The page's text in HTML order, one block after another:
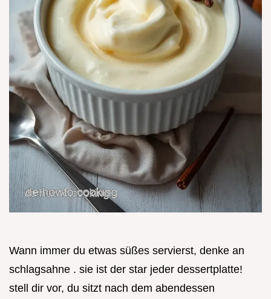
Wann immer du etwas süßes servierst, denke an
schlagsahne . sie ist der star jeder dessertplatte!
stell dir vor, du sitzt nach dem abendessen